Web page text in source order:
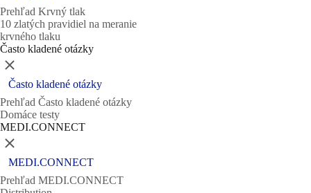
Prehľad Krvný tlak
10 zlatých pravidiel na meranie
krvného tlaku
Často kladené otázky
Zatvoriť
Často kladené otázky
Prehľad Často kladené otázky
Domáce testy
MEDI.CONNECT
Zatvoriť
MEDI.CONNECT
Prehľad MEDI.CONNECT